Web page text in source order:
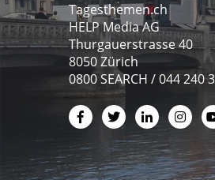
Tagesthemen.ch
HELP Media AG
Thurgauerstrasse 40
8050 Zürich
0800 SEARCH / 044 240